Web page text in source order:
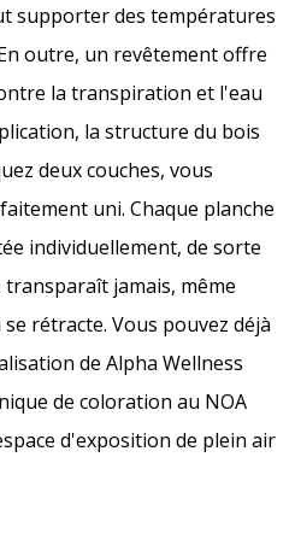
supporter des températures
outre, un revêtement offre
la transpiration et l'eau
la structure du bois
deux couches, vous
uni. Chaque planche
individuellement, de sorte
jamais, même
rétracte. Vous pouvez déjà
de Alpha Wellness
de coloration au NOA
d'exposition de plein air